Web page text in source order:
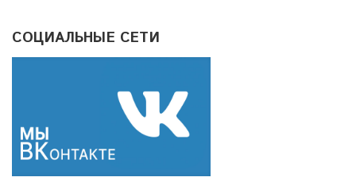
СОЦИАЛЬНЫЕ СЕТИ